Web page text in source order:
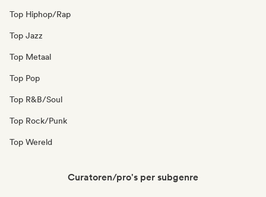
Top Hiphop/Rap
Top Jazz
Top Metaal
Top Pop
Top R&B/Soul
Top Rock/Punk
Top Wereld
Curatoren/pro's per subgenre